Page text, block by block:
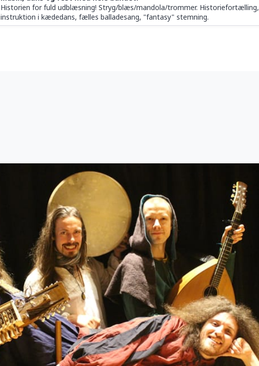
Historien for fuld udblæsning! Stryg/blæs/mandola/trommer. Historiefortælling,
instruktion i kædedans, fælles balladesang, "fantasy" stemning.